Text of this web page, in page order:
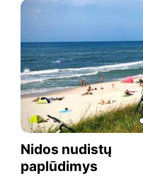
Nidos nudistų
paplūdimys